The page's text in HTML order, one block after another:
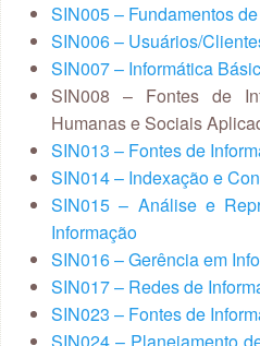
SIN005 – Fundamentos
SIN006 – Usuários/
SIN007 – Informática
SIN008 – Fontes de
Humanas e Sociais
SIN013 – Fontes de
SIN014 – Indexação e
SIN015 – Análise e
Informação
SIN016 – Gerência em
SIN017 – Redes de
SIN023 – Fontes de